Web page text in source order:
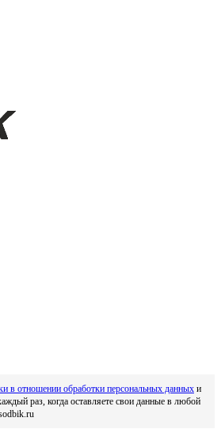
в отношении обработки персональных данных и
раз, когда оставляете свои данные в любой